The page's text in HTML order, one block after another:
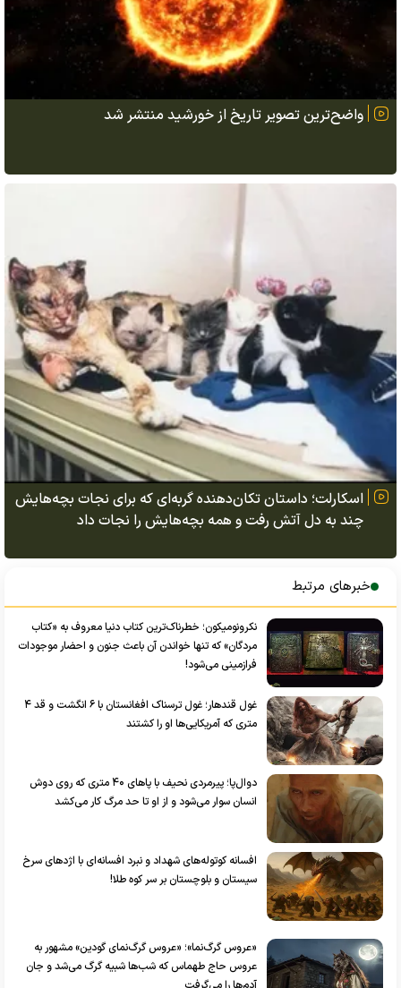
واضح‌ترین تصویر تاریخ از خورشید منتشر شد
اسکارلت؛ داستان تکان‌دهنده گربه‌ای که برای نجات بچه‌هایش
چند به دل آتش رفت و همه بچه‌هایش را نجات داد
خبرهای مرتبط
نکرونومیکون؛ خطرناک‌ترین کتاب دنیا معروف به «کتاب
مردگان» که تنها خواندن آن باعث جنون و احضار موجودات
فرازمینی می‌شود!
غول قندهار؛ غول ترسناک افغانستان با ۶ انگشت و قد ۴
متری که آمریکایی‌ها او را کشتند
دوال‌پا؛ پیرمردی نحیف با پا‌های ۴۰ متری که روی دوش
انسان سوار می‌شود و از او تا حد مرگ کار می‌کشد
افسانه کوتوله‌های شهداد و نبرد افسانه‌ای با اژد‌های سرخ
سیستان و بلوچستان بر سر کوه طلا!
«عروس گرگ‌نما»؛ «عروس گرگ‌نمای گودین» مشهور به
عروس حاج طهماس که شب‌ها شبیه گرگ می‌شد و جان